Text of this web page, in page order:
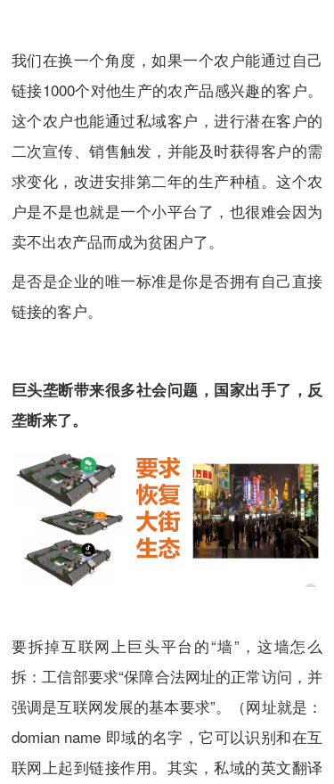
我们在换一个角度，如果一个农户能通过自己
链接1000个对他生产的农产品感兴趣的客户。
这个农户也能通过私域客户，进行潜在客户的
二次宣传、销售触发，并能及时获得客户的需
求变化，改进安排第二年的生产种植。这个农
户是不是也就是一个小平台了，也很难会因为
卖不出农产品而成为贫困户了。
是否是企业的唯一标准是你是否拥有自己直接
链接的客户。
巨头垄断带来很多社会问题，国家出手了，反
垄断来了。
要拆掉互联网上巨头平台的“墙”，这墙怎么
拆：工信部要求“保障合法网址的正常访问，并
强调是互联网发展的基本要求”。（网址就是：
domian name 即域的名字，它可以识别和在互
联网上起到链接作用。其实，私域的英文翻译